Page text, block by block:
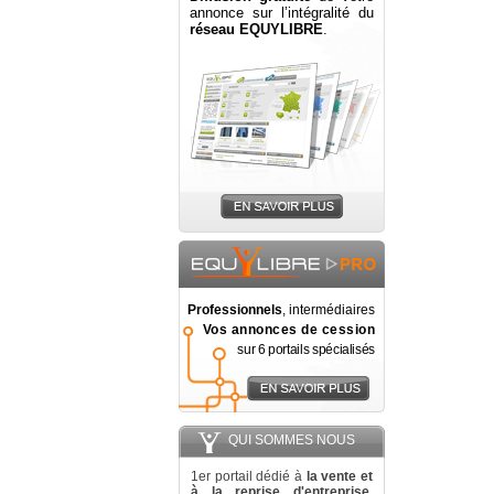
annonce sur l’intégralité du
réseau EQUYLIBRE.
Professionnels, intermédiaires
Vos annonces de cession
sur 6 portails spécialisés
QUI SOMMES NOUS
1er portail dédié à la vente et